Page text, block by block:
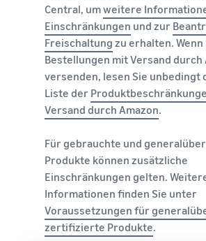
Central, umweitere
Einschränkungen und zur
Freischaltung zu erhalten. Wenn
Bestellungen mit Versand durch
versenden, lesen Sie unbedingt
Liste der
Versand durch Amazon.
Für gebrauchte und
Produkte können zusätzliche
Einschränkungen gelten.
Informationen finden Sie unter
Voraussetzungen für
zertifizierte Produkte.